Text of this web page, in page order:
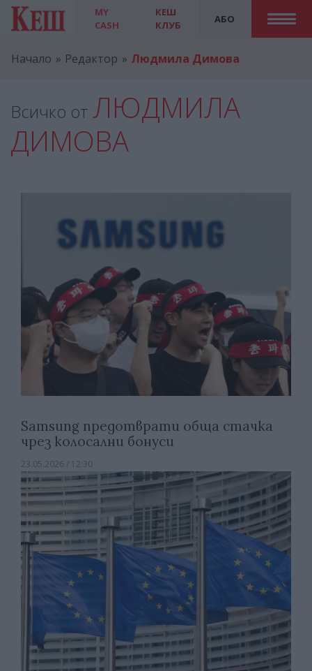
MY
CASH
АБО
КЕШ
КЛУБ
Начало Редактор Людмила Димова
Всичко от ЛЮДМИЛА
ДИМОВА
Samsung предотврати обща стачка
чрез колосални бонуси
23.05.2026 / 12:30